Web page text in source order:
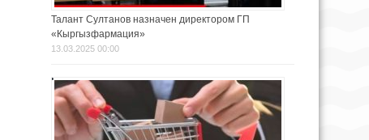
Талант Султанов назначен директором ГП
«Кыргызфармация»
13.03.2025 00:00